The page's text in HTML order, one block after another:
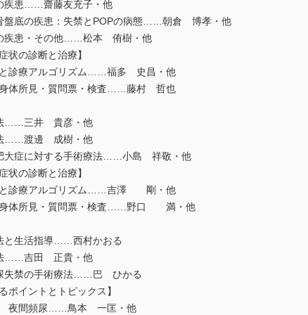
患……齋藤友充子・他
底の疾患：失禁とPOPの病態……朝倉 博孝・他
患・その他……松本 侑樹・他
状の診断と治療】
診療アルゴリズム……福多 史昌・他
体所見・質問票・検査……藤村 哲也
三井 貴彦・他
渡邊 成樹・他
症に対する手術療法……小島 祥敬・他
状の診断と治療】
診療アルゴリズム……吉澤 剛・他
体所見・質問票・検査……野口 満・他
生活指導……西村かおる
吉田 正貴・他
禁の手術療法……巴 ひかる
ポイントとトピックス】
夜間頻尿……鳥本 一匡・他